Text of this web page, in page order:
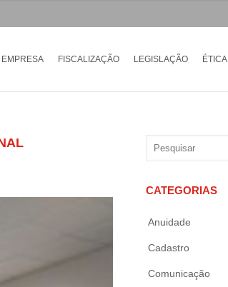
EMPRESA FISCALIZAÇÃO LEGISLAÇÃO ÉTICA
CATEGORIAS
Anuidade
Cadastro
Comunicação